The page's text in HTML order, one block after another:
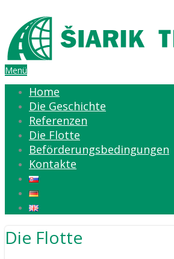
Menü
Home
Die Geschichte
Referenzen
Die Flotte
Beförderungsbedingungen
Kontakte
Die Flotte